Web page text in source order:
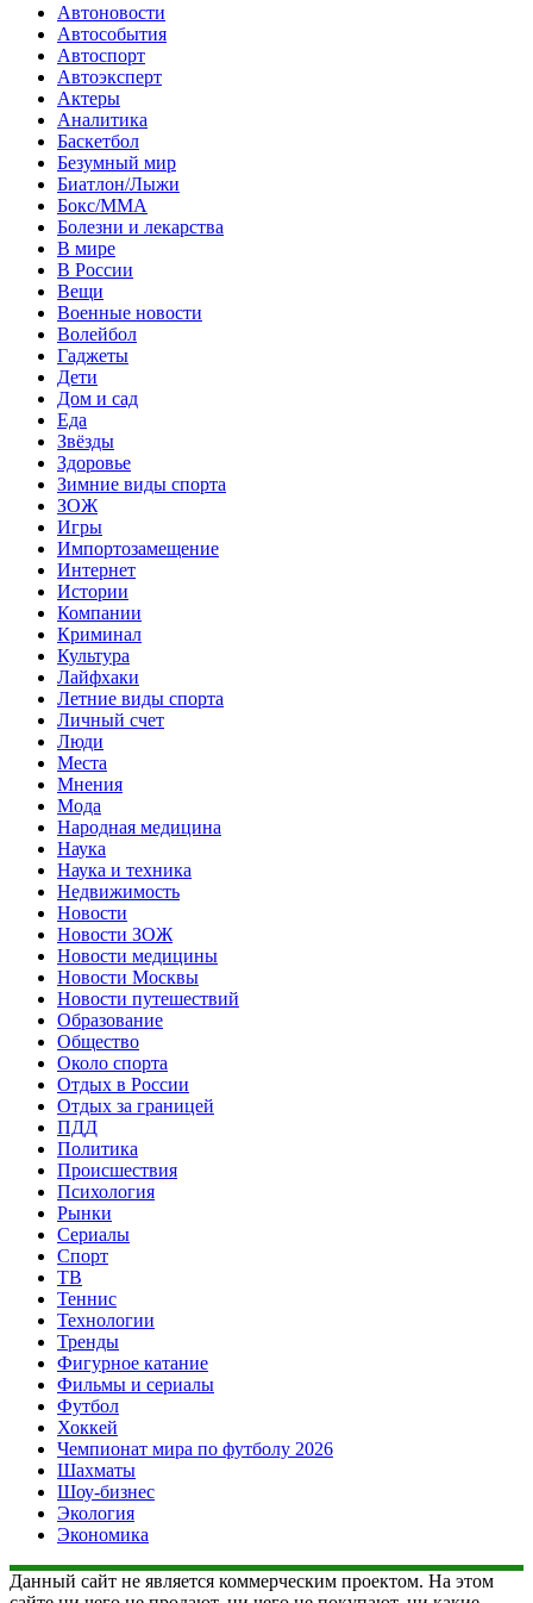
Автоновости
Автособытия
Автоспорт
Автоэксперт
Актеры
Аналитика
Баскетбол
Безумный мир
Биатлон/Лыжи
Бокс/MMA
Болезни и лекарства
В мире
В России
Вещи
Военные новости
Волейбол
Гаджеты
Дети
Дом и сад
Еда
Звёзды
Здоровье
Зимние виды спорта
ЗОЖ
Игры
Импортозамещение
Интернет
Истории
Компании
Криминал
Культура
Лайфхаки
Летние виды спорта
Личный счет
Люди
Места
Мнения
Мода
Народная медицина
Наука
Наука и техника
Недвижимость
Новости
Новости ЗОЖ
Новости медицины
Новости Москвы
Новости путешествий
Образование
Общество
Около спорта
Отдых в России
Отдых за границей
ПДД
Политика
Происшествия
Психология
Рынки
Сериалы
Спорт
ТВ
Теннис
Технологии
Тренды
Фигурное катание
Фильмы и сериалы
Футбол
Хоккей
Чемпионат мира по футболу 2026
Шахматы
Шоу-бизнес
Экология
Экономика
Данный сайт не является коммерческим проектом. На этом